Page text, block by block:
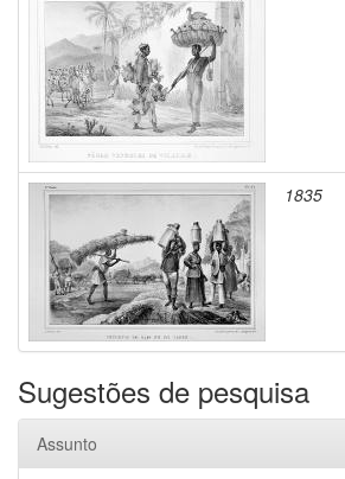
1835
Sugestões de pesquisa
Assunto